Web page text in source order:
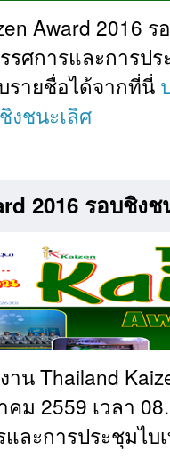
Award 2016
ศการและการปร
รายชื่อได้จากที่นี่
งชนะเลิศ
2016 รอบชิงช
น Thailand
คม 2559 เวลา
ละการประชุมไบ